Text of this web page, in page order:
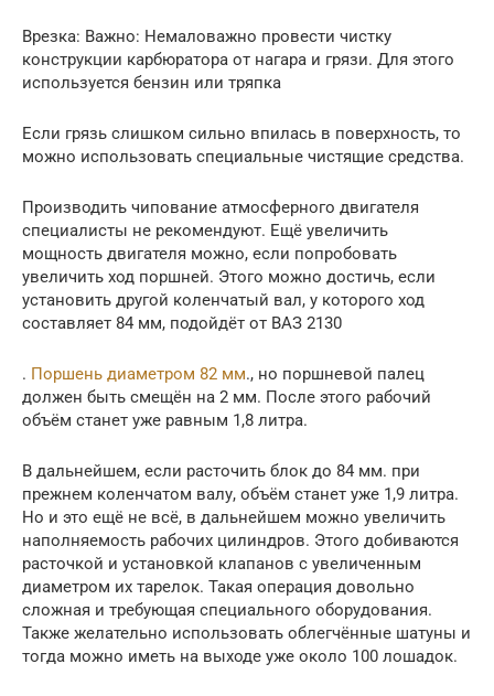
Врезка: Важно: Немаловажно провести чистку
конструкции карбюратора от нагара и грязи. Для этого
используется бензин или тряпка
Если грязь слишком сильно впилась в поверхность, то
можно использовать специальные чистящие средства.
Производить чипование атмосферного двигателя
специалисты не рекомендуют. Ещё увеличить
мощность двигателя можно, если попробовать
увеличить ход поршней. Этого можно достичь, если
установить другой коленчатый вал, у которого ход
составляет 84 мм, подойдёт от ВАЗ 2130
. Поршень диаметром 82 мм., но поршневой палец
должен быть смещён на 2 мм. После этого рабочий
объём станет уже равным 1,8 литра.
В дальнейшем, если расточить блок до 84 мм. при
прежнем коленчатом валу, объём станет уже 1,9 литра.
Но и это ещё не всё, в дальнейшем можно увеличить
наполняемость рабочих цилиндров. Этого добиваются
расточкой и установкой клапанов с увеличенным
диаметром их тарелок. Такая операция довольно
сложная и требующая специального оборудования.
Также желательно использовать облегчённые шатуны и
тогда можно иметь на выходе уже около 100 лошадок.